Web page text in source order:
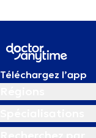
Téléchargez l’app